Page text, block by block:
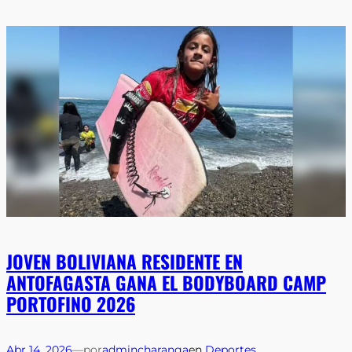
JOVEN BOLIVIANA RESIDENTE EN
ANTOFAGASTA GANA EL BODYBOARD CAMP
PORTOFINO 2026